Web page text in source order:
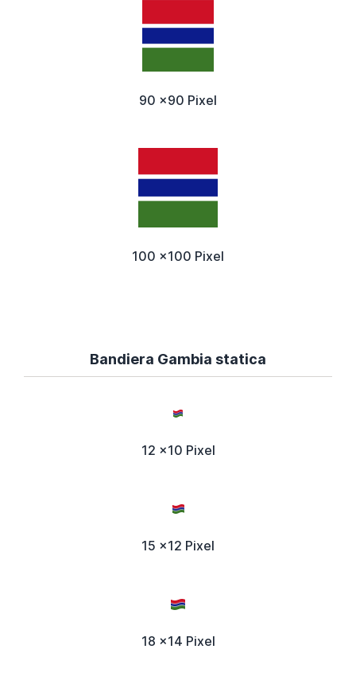
90 x90 Pixel
100 x100 Pixel
Bandiera Gambia statica
12 x10 Pixel
15 x12 Pixel
18 x14 Pixel